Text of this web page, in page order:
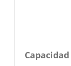
Capacidad